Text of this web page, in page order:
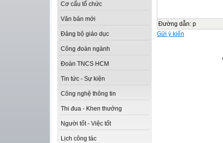
Cơ cấu tổ chức
Văn bản mới
Đảng bộ giáo dục
Công đoàn ngành
Đoàn TNCS HCM
Tin tức - Sự kiện
Công nghệ thông tin
Thi đua - Khen thưởng
Người tốt - Việc tốt
Lịch công tác
Đường dẫn: p
Gửi ý kiến